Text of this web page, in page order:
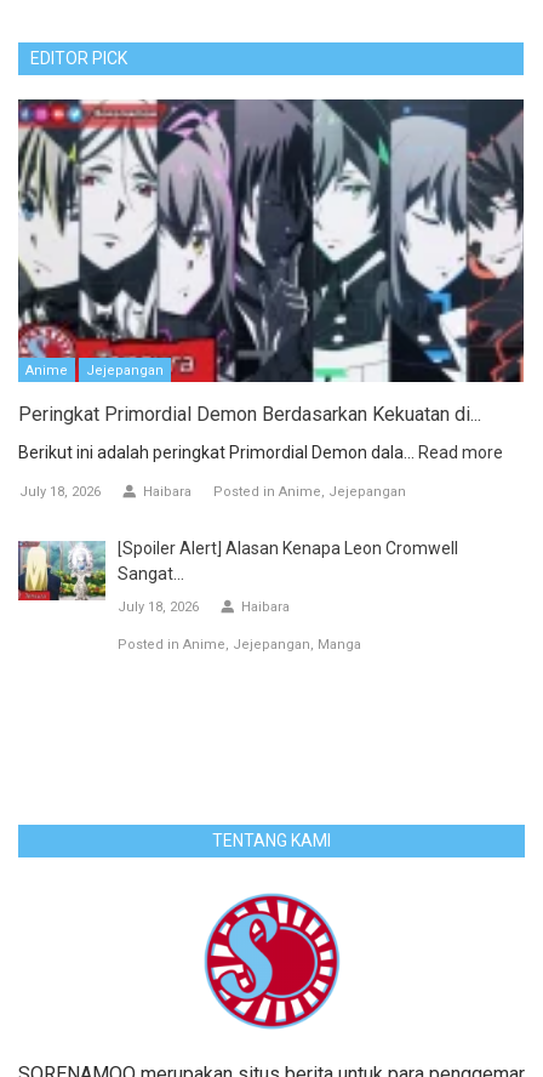
EDITOR PICK
Anime Jejepangan
Peringkat Primordial Demon Berdasarkan Kekuatan di...
Berikut ini adalah peringkat Primordial Demon dala... Read more
July 18, 2026 Haibara Posted in Anime Jejepangan
[Spoiler Alert] Alasan Kenapa Leon Cromwell
Sangat...
July 18, 2026 Haibara
Posted in Anime Jejepangan Manga
TENTANG KAMI